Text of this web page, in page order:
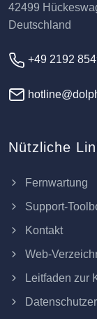
42499
Deutschland
+49 2192
Nützliche
Fernwartung
Support-
Kontakt
Web-
Leitfaden zur